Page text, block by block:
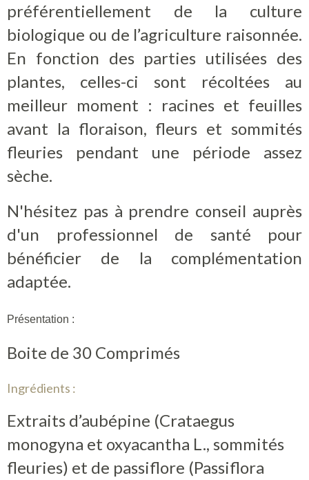
préférentiellement de la culture
biologique ou de l’agriculture raisonnée.
En fonction des parties utilisées des
plantes, celles-ci sont récoltées au
meilleur moment : racines et feuilles
avant la floraison, fleurs et sommités
fleuries pendant une période assez
sèche.
N'hésitez pas à prendre conseil auprès
d'un professionnel de santé pour
bénéficier de la complémentation
adaptée.
Présentation :
Boite de 30 Comprimés
Ingrédients :
Extraits d’aubépine (Crataegus
monogyna et oxyacantha L., sommités
fleuries) et de passiflore (Passiflora